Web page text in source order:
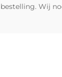
bestelling. Wij